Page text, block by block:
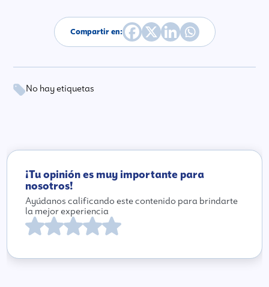
Compartir en:
No hay etiquetas
¡Tu opinión es muy importante para
nosotros!
Ayúdanos calificando este contenido para brindarte
la mejor experiencia